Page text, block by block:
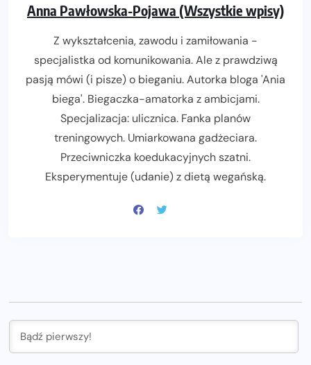
Anna Pawłowska-Pojawa (Wszystkie wpisy)
Z wykształcenia, zawodu i zamiłowania -
specjalistka od komunikowania. Ale z prawdziwą
pasją mówi (i pisze) o bieganiu. Autorka bloga 'Ania
biega'. Biegaczka-amatorka z ambicjami.
Specjalizacja: ulicznica. Fanka planów
treningowych. Umiarkowana gadżeciara.
Przeciwniczka koedukacyjnych szatni.
Eksperymentuje (udanie) z dietą wegańską.